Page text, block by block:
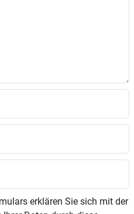
erklären Sie sich mit der